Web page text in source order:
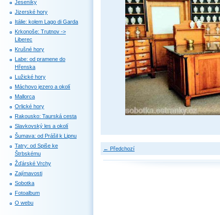
← Předchozí
Jeseníky
Jizerské hory
Itálie: kolem Lago di Garda
Krkonoše: Trutnov ->
Liberec
Krušné hory
Labe: od pramene do
Hřenska
Lužické hory
Máchovo jezero a okolí
Mallorca
Orlické hory
Rakousko: Taurská cesta
Slavkovský les a okolí
Šumava: od Prášil k Lipnu
Tatry: od Spiše ke
Štrbskému
Žďárské Vrchy
Zajímavosti
Sobotka
Fotoalbum
O webu